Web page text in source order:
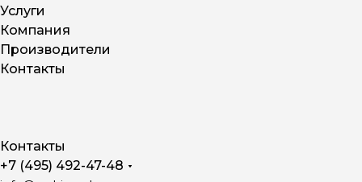
Услуги
Компания
Производители
Контакты
Контакты
+7 (495) 492-47-48